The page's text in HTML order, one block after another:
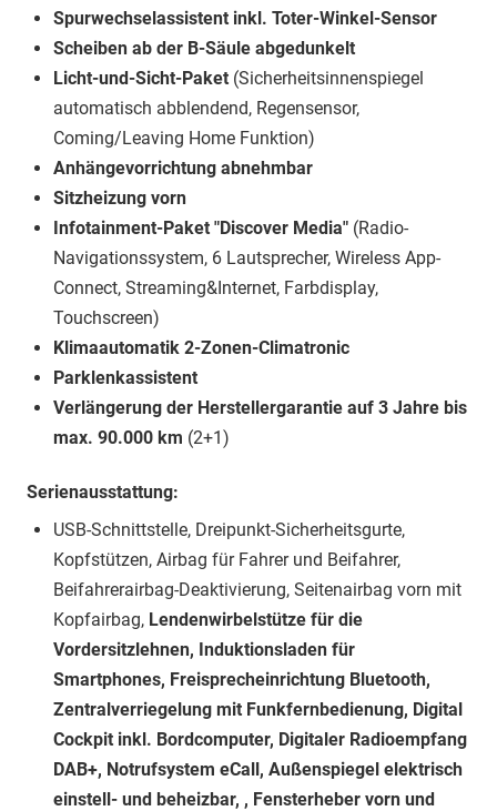
Spurwechselassistent inkl. Toter-Winkel-Sensor
Scheiben ab der B-Säule abgedunkelt
Licht-und-Sicht-Paket (Sicherheitsinnenspiegel
automatisch abblendend, Regensensor,
Coming/Leaving Home Funktion)
Anhängevorrichtung abnehmbar
Sitzheizung vorn
Infotainment-Paket "Discover Media" (Radio-
Navigationssystem, 6 Lautsprecher, Wireless App-
Connect, Streaming&Internet, Farbdisplay,
Touchscreen)
Klimaautomatik 2-Zonen-Climatronic
Parklenkassistent
Verlängerung der Herstellergarantie auf 3 Jahre bis
max. 90.000 km (2+1)
Serienausstattung:
USB-Schnittstelle, Dreipunkt-Sicherheitsgurte,
Kopfstützen, Airbag für Fahrer und Beifahrer,
Beifahrerairbag-Deaktivierung, Seitenairbag vorn mit
Kopfairbag, Lendenwirbelstütze für die
Vordersitzlehnen, Induktionsladen für
Smartphones, Freisprecheinrichtung Bluetooth,
Zentralverriegelung mit Funkfernbedienung, Digital
Cockpit inkl. Bordcomputer, Digitaler Radioempfang
DAB+, Notrufsystem eCall, Außenspiegel elektrisch
einstell- und beheizbar, , Fensterheber vorn und